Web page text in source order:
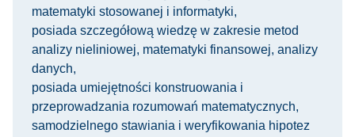
matematyki stosowanej i informatyki,
posiada szczegółową wiedzę w zakresie metod
analizy nieliniowej, matematyki finansowej, analizy
danych,
posiada umiejętności konstruowania i
przeprowadzania rozumowań matematycznych,
samodzielnego stawiania i weryfikowania hipotez